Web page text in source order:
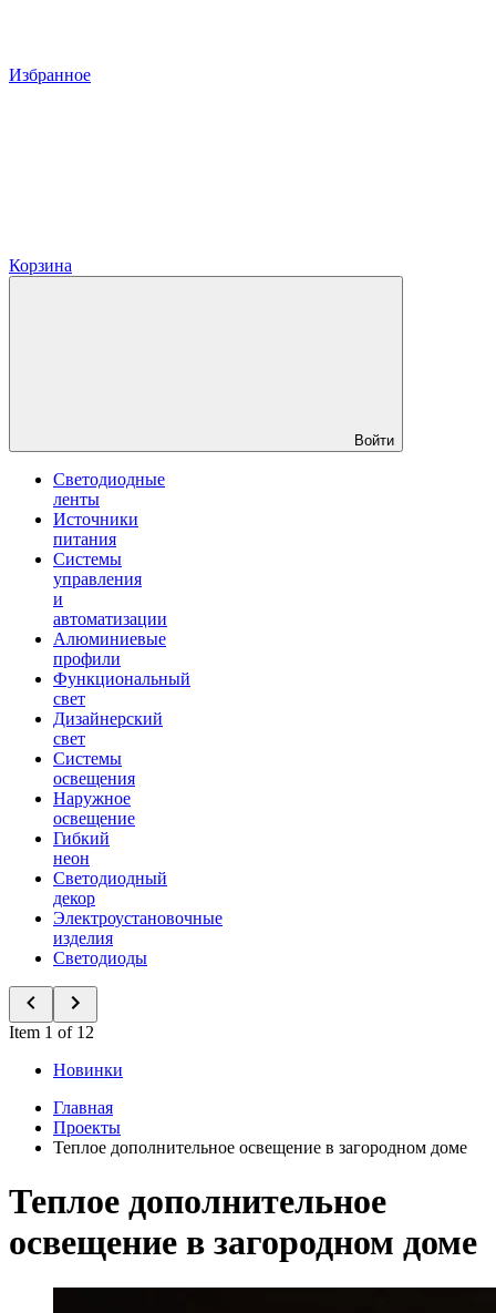
Избранное
Корзина
Войти
Светодиодные
ленты
Источники
питания
Системы
управления
и
автоматизации
Алюминиевые
профили
Функциональный
свет
Дизайнерский
свет
Системы
освещения
Наружное
освещение
Гибкий
неон
Светодиодный
декор
Электроустановочные
изделия
Светодиоды
Item 1 of 12
Новинки
Главная
Проекты
Теплое дополнительное освещение в загородном доме
Теплое дополнительное
освещение в загородном доме